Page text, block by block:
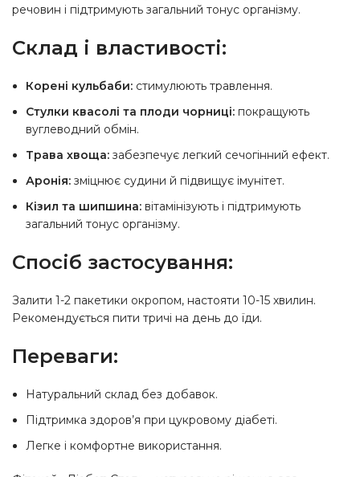
речовин і підтримують загальний тонус організму.
Склад і властивості:
Корені кульбаби: стимулюють травлення.
Стулки квасолі та плоди чорниці: покращують
вуглеводний обмін.
Трава хвоща: забезпечує легкий сечогінний ефект.
Аронія: зміцнює судини й підвищує імунітет.
Кізил та шипшина: вітамінізують і підтримують
загальний тонус організму.
Спосіб застосування:
Залити 1-2 пакетики окропом, настояти 10-15 хвилин.
Рекомендується пити тричі на день до їди.
Переваги:
Натуральний склад без добавок.
Підтримка здоров’я при цукровому діабеті.
Легке і комфортне використання.